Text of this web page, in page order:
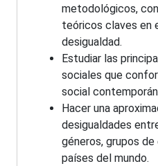
metodológicos,
teóricos claves en
desigualdad.
Estudiar las
sociales que
social
Hacer una
desigualdades
géneros, grupos
países del mundo.